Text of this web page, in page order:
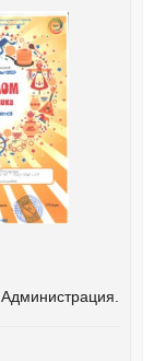
Администрация.